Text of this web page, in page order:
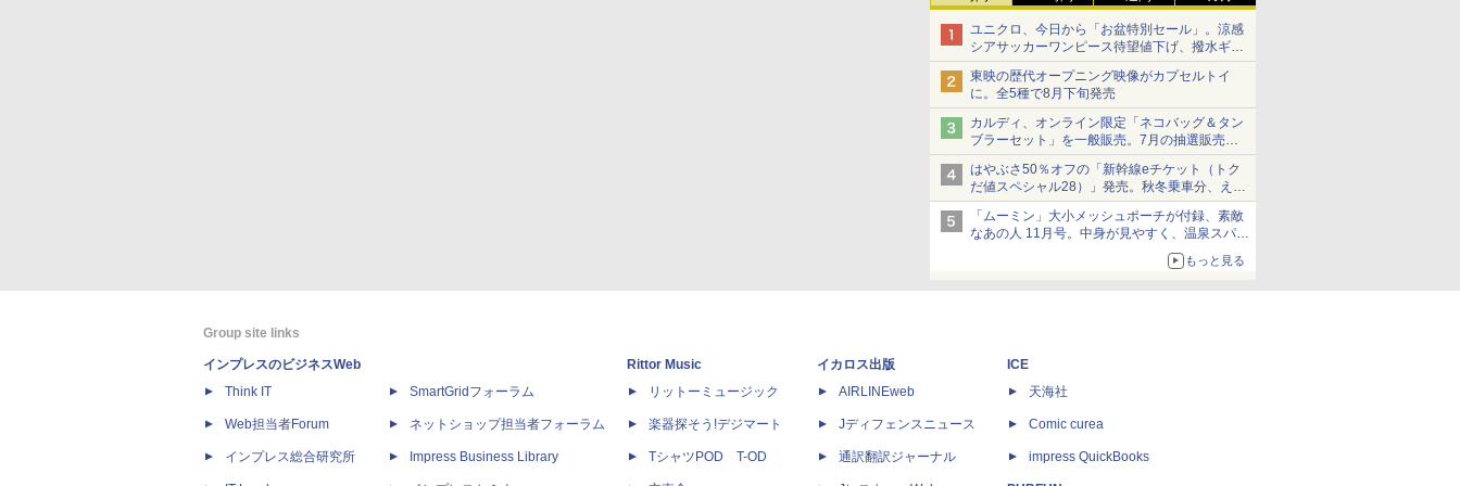
ユニクロ、今日から「お盆特別セール」。涼感
シアサッカーワンピース待望値下げ、撥水ギア
ショーツは1990円に
東映の歴代オープニング映像がカプセルトイ
に。全5種で8月下旬発売
カルディ、オンライン限定「ネコバッグ＆タン
ブラーセット」を一般販売。7月の抽選販売の
当選無効分
はやぶさ50％オフの「新幹線eチケット（トク
だ値スペシャル28）」発売。秋冬乗車分、えき
ねっと限定
「ムーミン」大小メッシュポーチが付録、素敵
なあの人 11月号。中身が見やすく、温泉スパに
もっと見る
Group site links
インプレスのビジネスWeb
Think IT
Web担当者Forum
インプレス総合研究所
SmartGridフォーラム
ネットショップ担当者フォーラム
Impress Business Library
Rittor Music
リットーミュージック
楽器探そう!デジマート
TシャツPOD T-OD
イカロス出版
AIRLINEweb
Jディフェンスニュース
通訳翻訳ジャーナル
ICE
天海社
Comic curea
impress QuickBooks